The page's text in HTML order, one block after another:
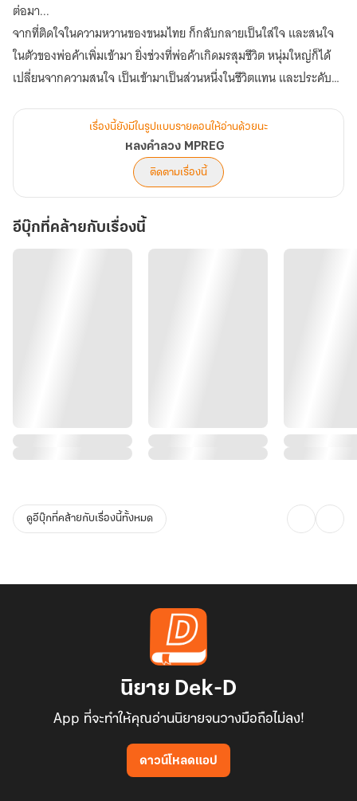
ต่อมา...
จากที่ติดใจในความหวานของขนมไทย ก็กลับกลายเป็นใส่ใจ และสนใจ
ในตัวของพ่อค้าเพิ่มเข้ามา ยิ่งช่วงที่พ่อค้าเกิดมรสุมชีวิต หนุ่มใหญ่ก็ได้
เปลี่ยนจากความสนใจ เป็นเข้ามาเป็นส่วนหนึ่งในชีวิตแทน และประคับ
ดูเหมือนว่า ทุกอย่างจะเริ่มมีสุขแล้วใช่ไหม....
.....แต่เรื่องราวมันไม่ได้ราบรื่นอย่างที่หวังนะสิ
เรื่องนี้ยังมีในรูปแบบรายตอนให้อ่านด้วยนะ
หลงคำลวง MPREG
ติดตามเรื่องนี้
อีบุ๊กที่คล้ายกับเรื่องนี้
ดูอีบุ๊กที่คล้ายกับเรื่องนี้ทั้งหมด
นิยาย Dek-D
App ที่จะทำให้คุณอ่านนิยายจนวางมือถือไม่ลง!
ดาวน์โหลดแอป